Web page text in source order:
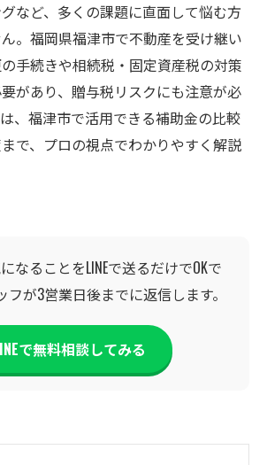
など、多くの課題に直面して悩む方
。福岡県福津市で不動産を受け継い
手続きや相続税・固定資産税の対策
があり、贈与税リスクにも注意が必
、福津市で活用できる補助金の比較
で、プロの視点でわかりやすく解説
なることをLINEで送るだけでOKで
フが3営業日後までに返信します。
で無料相談してみる